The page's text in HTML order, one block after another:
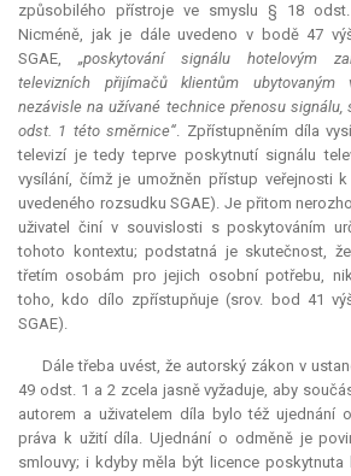
způsobilého přístroje ve smyslu § 18
Nicméně, jak je dále uvedeno v bodě 47
SGAE, „poskytování signálu hotelovým
televizních přijímačů klientům ubytovaným
nezávisle na užívané technice přenosu
odst. 1 této směrnice“. Zpřístupněním díla
televizí je tedy teprve poskytnutí signálu
vysílání, čímž je umožněn přístup veřejnosti
uvedeného rozsudku SGAE). Je přitom
uživatel činí v souvislosti s poskytováním
tohoto kontextu; podstatná je skutečnost,
třetím osobám pro jejich osobní potřebu,
toho, kdo dílo zpřístupňuje (srov. bod 41
SGAE).
Dále třeba uvést, že autorský zákon v
49 odst. 1 a 2 zcela jasně vyžaduje, aby
autorem a uživatelem díla bylo též ujednání
práva k užití díla. Ujednání o odměně je
smlouvy; i kdyby měla být licence